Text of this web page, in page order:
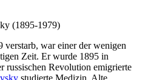
(1895-1979)
verstarb, war einer der wenigen
Zeit. Er wurde 1895 in
russischen Revolution emigrierte
studierte Medizin, Alte